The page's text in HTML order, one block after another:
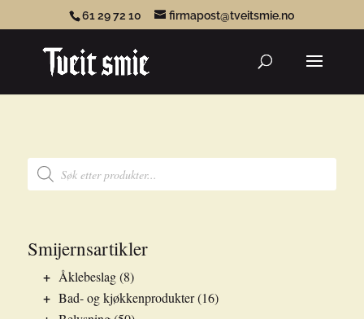
61 29 72 10 firmapost@tveitsmie.no
Products
search
Smijernsartikler
+ Åklebeslag(8)
+ Bad- og kjøkkenprodukter(16)